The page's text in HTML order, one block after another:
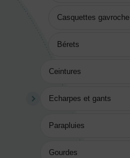
Casquettes gavroche
Bérets
Ceintures
Echarpes et gants
Parapluies
Gourdes